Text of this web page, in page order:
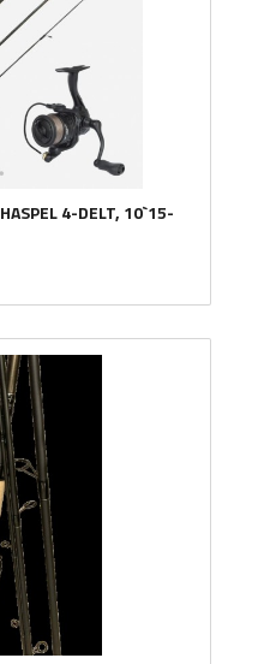
4-DELT, 10`15-